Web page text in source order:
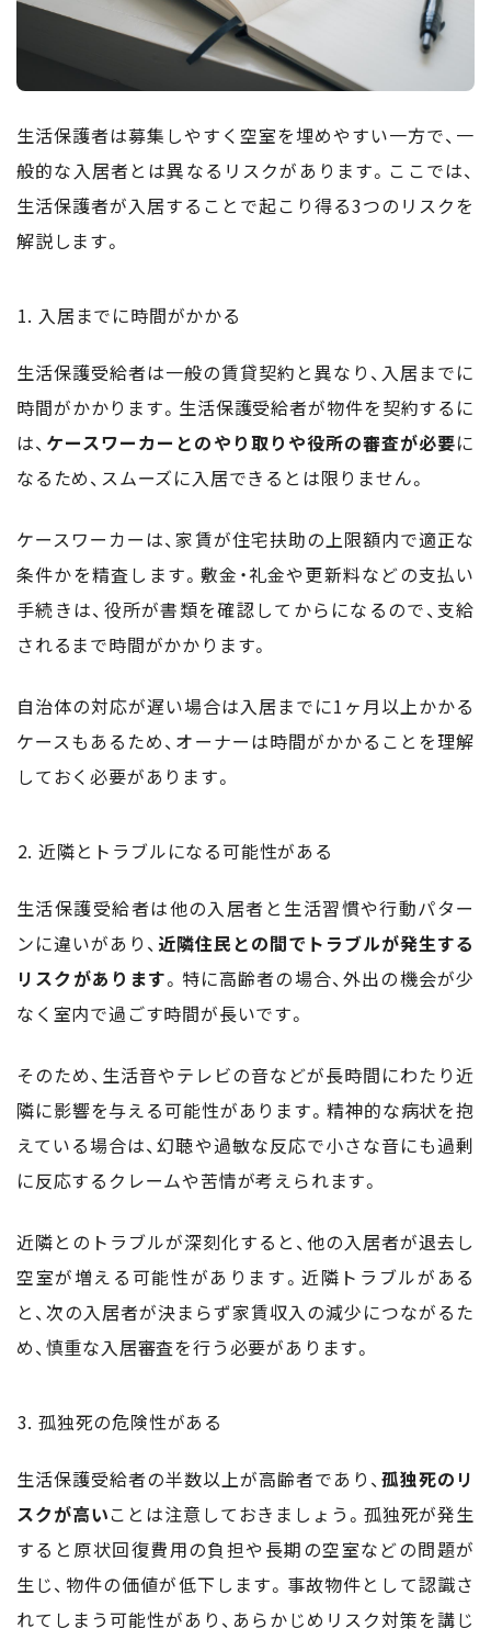
生活保護者は募集しやすく空室を埋めやすい一方で、一
般的な入居者とは異なるリスクがあります。ここでは、
生活保護者が入居することで起こり得る3つのリスクを
解説します。
入居までに時間がかかる
生活保護受給者は一般の賃貸契約と異なり、入居までに
時間がかかります。生活保護受給者が物件を契約するに
は、 ケースワーカーとのやり取りや役所の審査が必要に
なるため、スムーズに入居できるとは限りません。
ケースワーカーは、家賃が住宅扶助の上限額内で適正な
条件かを精査します。敷金・礼金や更新料などの支払い
手続きは、役所が書類を確認してからになるので、支給
されるまで時間がかかります。
自治体の対応が遅い場合は入居までに1ヶ月以上かかる
ケースもあるため、オーナーは時間がかかることを理解
しておく必要があります。
近隣とトラブルになる可能性がある
生活保護受給者は他の入居者と生活習慣や行動パター
ンに違いがあり、 近隣住民との間でトラブルが発生する
リスクがあります。特に高齢者の場合、外出の機会が少
なく室内で過ごす時間が長いです。
そのため、生活音やテレビの音などが長時間にわたり近
隣に影響を与える可能性があります。精神的な病状を抱
えている場合は、幻聴や過敏な反応で小さな音にも過剰
に反応するクレームや苦情が考えられます。
近隣とのトラブルが深刻化すると、他の入居者が退去し
空室が増える可能性があります。近隣トラブルがある
と、次の入居者が決まらず家賃収入の減少につながるた
め、慎重な入居審査を行う必要があります。
孤独死の危険性がある
生活保護受給者の半数以上が高齢者であり、孤独死のリ
スクが高いことは注意しておきましょう。孤独死が発生
すると原状回復費用の負担や長期の空室などの問題が
生じ、物件の価値が低下します。事故物件として認識さ
れてしまう可能性があり、あらかじめリスク対策を講じ